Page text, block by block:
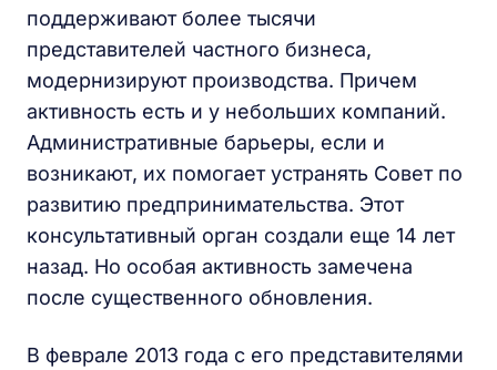
поддерживают более тысячи
представителей частного бизнеса,
модернизируют производства. Причем
активность есть и у небольших компаний.
Административные барьеры, если и
возникают, их помогает устранять Совет по
развитию предпринимательства. Этот
консультативный орган создали еще 14 лет
назад. Но особая активность замечена
после существенного обновления.
В феврале 2013 года с его представителями